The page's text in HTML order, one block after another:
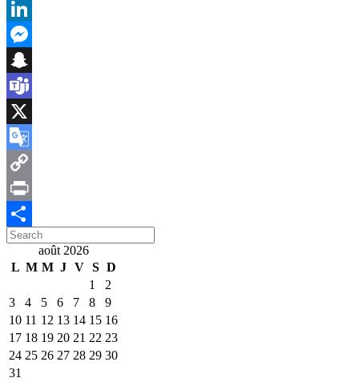
WhatsApp
LinkedIn
Messenger
Snapchat
Teams
X
Google
Translate
Copy
Link
Print
Partager
Search
for:
août 2026
L M M J V S D
1
2
3
4 5 6 7 8
9
10 11 12 13 14 15 16
17 18 19 20 21 22 23
24 25 26 27 28 29 30
31